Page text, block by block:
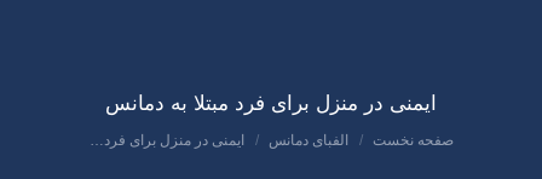
ایمنی در منزل برای فرد مبتلا به دمانس
مکان شما:
صفحه نخست الفبای دمانس ایمنی در منزل برای فرد…